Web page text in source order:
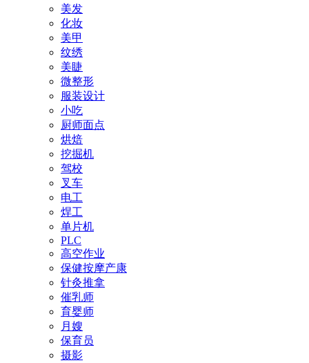
美发
化妆
美甲
纹绣
美睫
微整形
服装设计
小吃
厨师面点
烘焙
挖掘机
驾校
叉车
电工
焊工
单片机
PLC
高空作业
保健按摩产康
针灸推拿
催乳师
育婴师
月嫂
保育员
摄影